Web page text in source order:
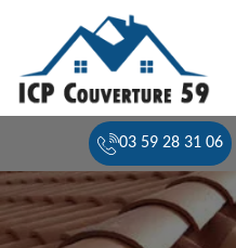
03 59 28 31 06